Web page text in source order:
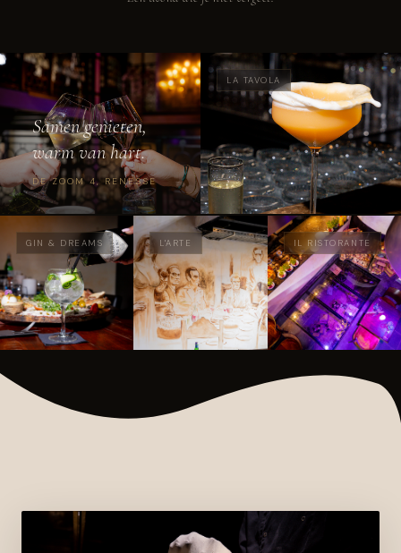
Samen genieten,
warm van hart.
DE ZOOM 4, RENESSE
LA TAVOLA
GIN & DREAMS L'ARTE IL RISTORANTE